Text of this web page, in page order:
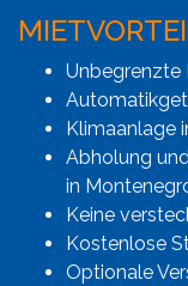
Unbegrenzte
Klimaanlage
Abholung
in
Keine
Kostenlose
Optionale